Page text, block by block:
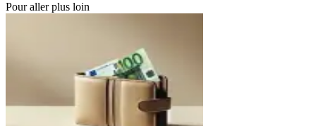
Pour aller plus loin